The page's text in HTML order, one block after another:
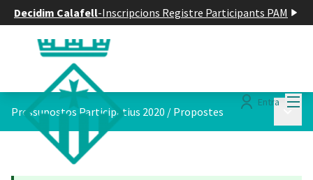
Decidim Calafell-Inscripcions Registre Participants PAM
Entra
Pressupostos Participatius 2020 / Propostes